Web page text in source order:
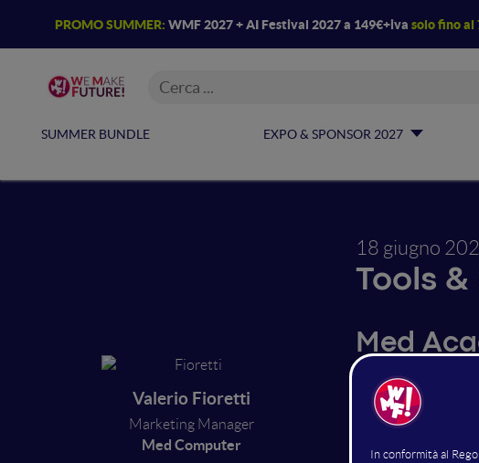
PROMO SUMMER: WMF 2027 + AI Festival 2027 a 149€+iva solo fino al
SUMMER BUNDLE EXPO & SPONSOR 2027
Valerio Fioretti
Marketing Manager
Med Computer
18 giugno
Tools &
Med
Quando si